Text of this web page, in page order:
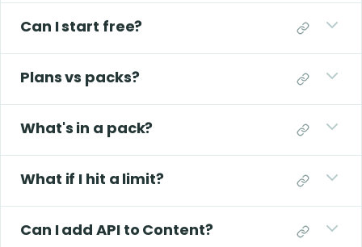
Can I start free?
Plans vs packs?
What's in a pack?
What if I hit a limit?
Can I add API to Content?